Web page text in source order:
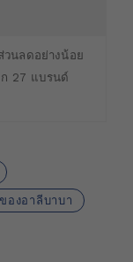
วนลดอย่างน้อย
ก 27 แบรนด์
องอาลีบาบา